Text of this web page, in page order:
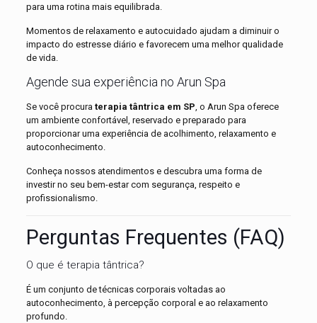
para uma rotina mais equilibrada.
Momentos de relaxamento e autocuidado ajudam a diminuir o
impacto do estresse diário e favorecem uma melhor qualidade
de vida.
Agende sua experiência no Arun Spa
Se você procura terapia tântrica em SP , o Arun Spa oferece
um ambiente confortável, reservado e preparado para
proporcionar uma experiência de acolhimento, relaxamento e
autoconhecimento.
Conheça nossos atendimentos e descubra uma forma de
investir no seu bem-estar com segurança, respeito e
profissionalismo.
Perguntas Frequentes (FAQ)
O que é terapia tântrica?
É um conjunto de técnicas corporais voltadas ao
autoconhecimento, à percepção corporal e ao relaxamento
profundo.